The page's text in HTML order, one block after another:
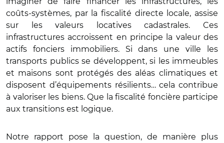
coûts-systèmes, par la fiscalité directe locale, assise
sur les valeurs locatives cadastrales. Ces
infrastructures accroissent en principe la valeur des
actifs fonciers immobiliers. Si dans une ville les
transports publics se développent, si les immeubles
et maisons sont protégés des aléas climatiques et
disposent d’équipements résilients… cela contribue
à valoriser les biens. Que la fiscalité foncière participe
aux transitions est logique.
Notre rapport pose la question, de manière plus